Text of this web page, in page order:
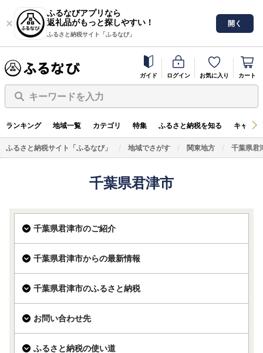
ふるなびアプリなら
返礼品がもっと探しやすい！
ふるさと納税サイト「ふるなび」
開く
ガイド ログイン お気に入り カート
キーワードを入力
ランキング 地域一覧 カテゴリ 特集 ふるさと納税を知る キャン
ふるさと納税サイト「ふるなび」 地域でさがす 関東地方 千葉県君
千葉県君津市
千葉県君津市のご紹介
千葉県君津市からの最新情報
千葉県君津市のふるさと納税
お問い合わせ先
ふるさと納税の使い道